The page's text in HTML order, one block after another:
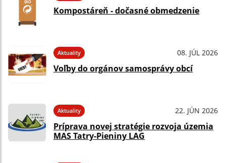
Kompostáreň - dočasné obmedzenie
Aktuality 08. JÚL 2026
Voľby do orgánov samosprávy obcí
Aktuality 22. JÚN 2026
Príprava novej stratégie rozvoja územia
MAS Tatry-Pieniny LAG